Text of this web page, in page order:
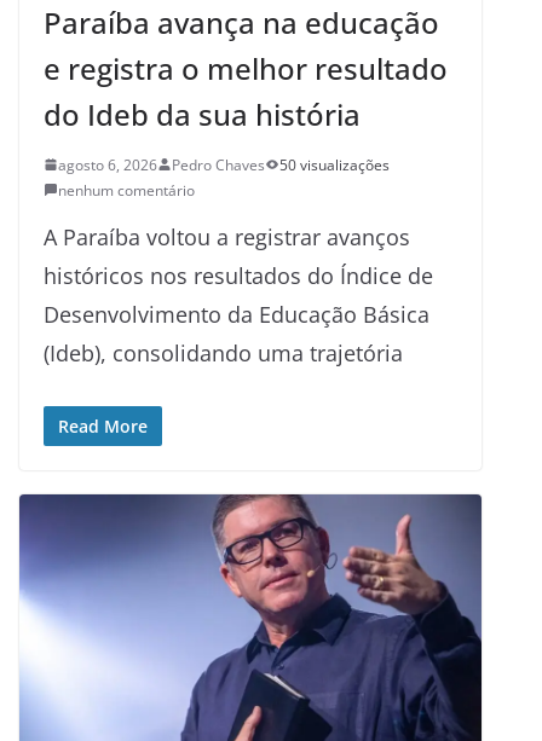
Paraíba avança na educação
e registra o melhor resultado
do Ideb da sua história
agosto 6, 2026 Pedro Chaves
50 visualizações
nenhum comentário
A Paraíba voltou a registrar avanços
históricos nos resultados do Índice de
Desenvolvimento da Educação Básica
(Ideb), consolidando uma trajetória
Read More